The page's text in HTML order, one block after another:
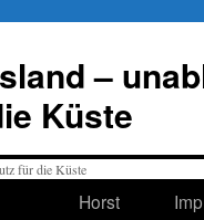
–
Küste
Horst